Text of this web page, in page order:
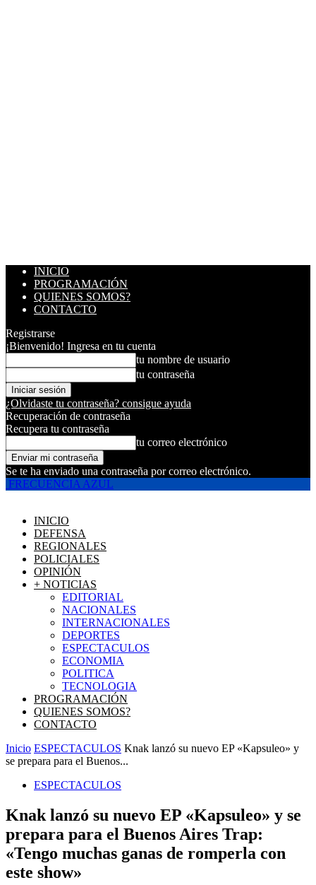
INICIO
PROGRAMACIÓN
QUIENES SOMOS?
CONTACTO
Registrarse
¡Bienvenido! Ingresa en tu cuenta
tu nombre de usuario
tu contraseña
¿Olvidaste tu contraseña? consigue ayuda
Recuperación de contraseña
Recupera tu contraseña
tu correo electrónico
Se te ha enviado una contraseña por correo electrónico.
FRECUENCIA AZUL
INICIO
DEFENSA
REGIONALES
POLICIALES
OPINIÓN
+ NOTICIAS
EDITORIAL
NACIONALES
INTERNACIONALES
DEPORTES
ESPECTACULOS
ECONOMIA
POLITICA
TECNOLOGIA
PROGRAMACIÓN
QUIENES SOMOS?
CONTACTO
Inicio ESPECTACULOS Knak lanzó su nuevo EP «Kapsuleo» y
se prepara para el Buenos...
ESPECTACULOS
Knak lanzó su nuevo EP «Kapsuleo» y se
prepara para el Buenos Aires Trap:
«Tengo muchas ganas de romperla con
este show»